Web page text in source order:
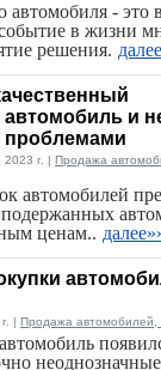
автомобиля - это
в жизни
решения.
и
проблемами
г. | Продажа
автомобилей
ценам..
| Продажа автомобилей,